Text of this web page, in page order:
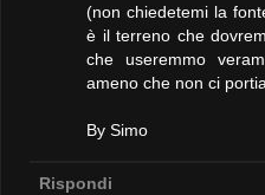
(non chiedetemi la
è il terreno che
che useremmo
ameno che non ci
By Simo
Rispondi